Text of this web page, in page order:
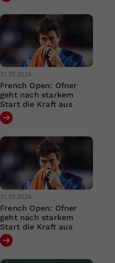
31.05.2024
French Open: Ofner
geht nach starkem
Start die Kraft aus
31.05.2024
French Open: Ofner
geht nach starkem
Start die Kraft aus